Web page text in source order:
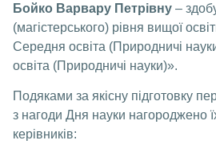
Бойко Варвару Петрівну –
(магістерського) рівня вищої
Середня освіта (Природничі
освіта (Природничі науки)».
Подяками за якісну підготовку
з нагоди Дня науки нагороджено
керівників: